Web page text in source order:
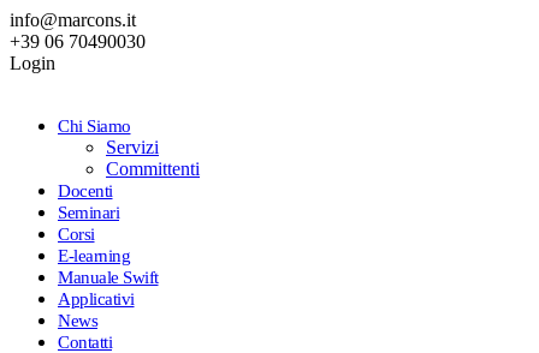
info@marcons.it
+39 06 70490030
Login
Chi Siamo
Servizi
Committenti
Docenti
Seminari
Corsi
E-learning
Manuale Swift
Applicativi
News
Contatti